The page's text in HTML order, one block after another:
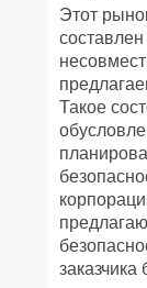
Этот
Такое